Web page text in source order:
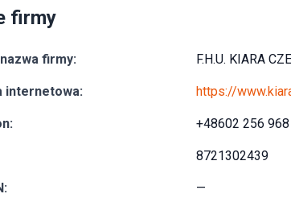
firmy
firmy: F.H.U. KIARA
internetowa: https://
+48602 256 968
8721302439
—